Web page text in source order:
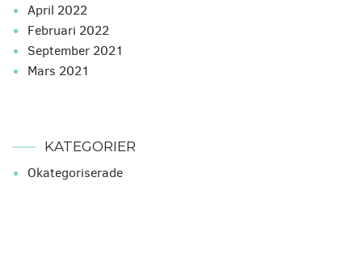
april 2022
februari 2022
september 2021
mars 2021
KATEGORIER
Okategoriserade